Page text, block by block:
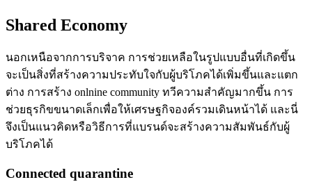
Shared Economy
นอกเหนือจากการบริจาค การช่วยเหลือในรูปแบบอื่นที่เกิดขึ้น
จะเป็นสิ่งที่สร้างความประทับใจกับผู้บริโภคได้เพิ่มขึ้นและแตก
ต่าง การสร้าง onlnine community ทวีความสำคัญมากขึ้น การ
ช่วยธุรกิขขนาดเล็กเพื่อให้เศรษฐกิจองค์รวมเดินหน้าได้ และนี่
จึงเป็นแนวคิดหรือวิธีการที่แบรนด์จะสร้างความสัมพันธ์กับผู้
บริโภคได้
Connected quarantine